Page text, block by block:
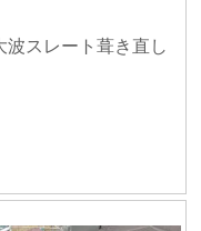
波スレート葺き直し